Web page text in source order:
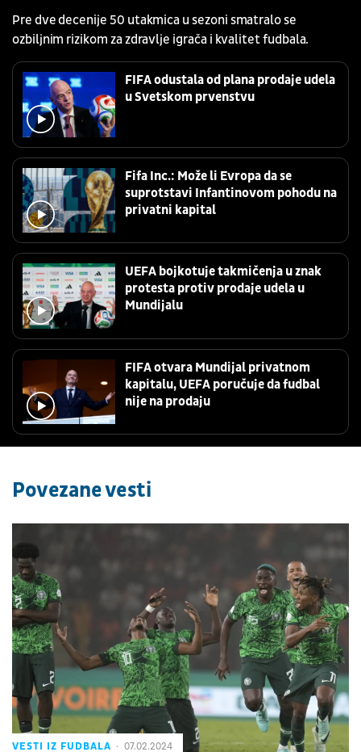
Pre dve decenije 50 utakmica u sezoni smatralo se
ozbiljnim rizikom za zdravlje igrača i kvalitet fudbala.
FIFA odustala od plana prodaje udela
u Svetskom prvenstvu
Fifa Inc.: Može li Evropa da se
suprotstavi Infantinovom pohodu na
privatni kapital
UEFA bojkotuje takmičenja u znak
protesta protiv prodaje udela u
Mundijalu
FIFA otvara Mundijal privatnom
kapitalu, UEFA poručuje da fudbal
nije na prodaju
Povezane vesti
VESTI IZ FUDBALA 07.02.2024